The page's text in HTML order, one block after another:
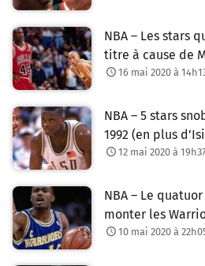
NBA – Les stars
titre à cause de
16 mai 2020 à
NBA – 5 stars
1992 (en plus
12 mai 2020 à
NBA – Le
monter les
10 mai 2020 à